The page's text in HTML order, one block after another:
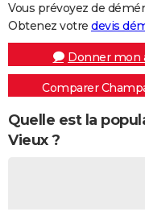
Vous prévoyez de
Obtenez votre devis
Donner mon
Comparer
Quelle est la
Vieux ?